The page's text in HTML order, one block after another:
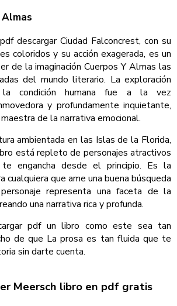
Almas
descargar Ciudad Falconcrest, con su
coloridos y su acción exagerada, es un
de la imaginación Cuerpos Y Almas las
del mundo literario. La exploración
condición humana fue a la vez
y profundamente inquietante,
de la narrativa emocional.
ambientada en las Islas de la Florida,
está repleto de personajes atractivos
engancha desde el principio. Es la
cualquiera que ame una buena búsqueda
representa una faceta de la
una narrativa rica y profunda.
pdf un libro como este sea tan
de que La prosa es tan fluida que te
sin darte cuenta.
Meersch libro en pdf gratis